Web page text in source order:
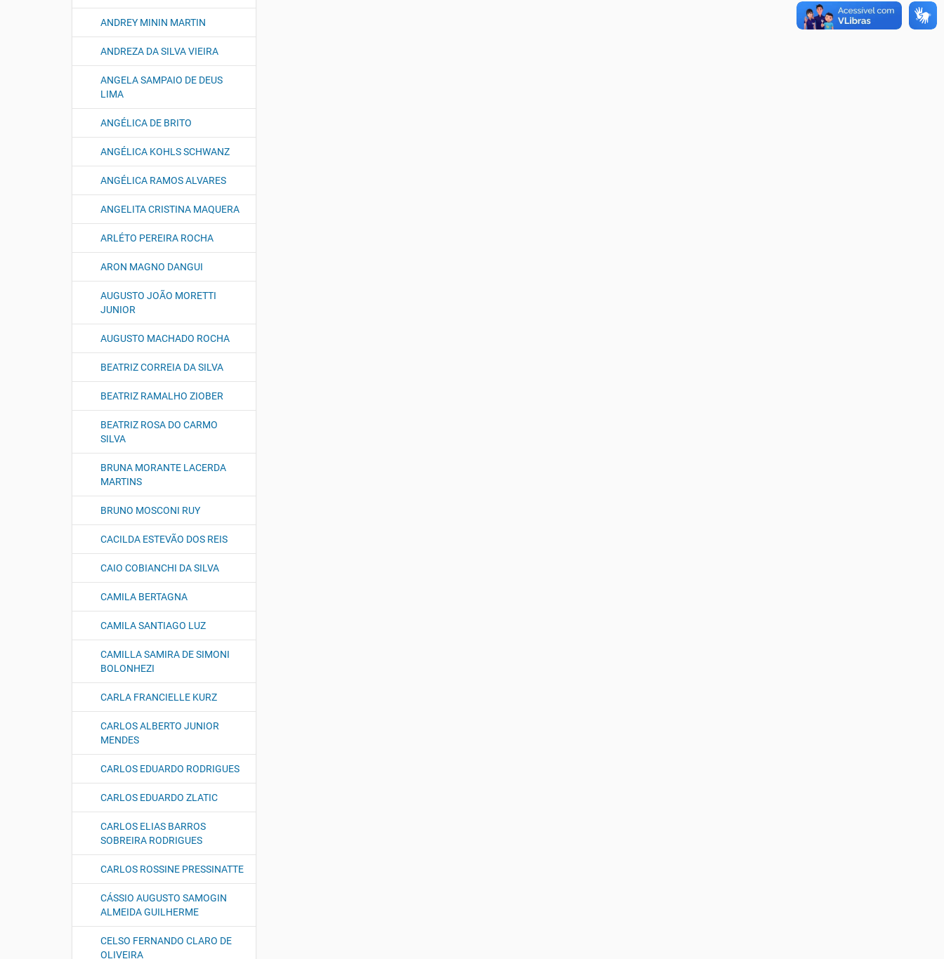
ANDREY MININ MARTIN
ANDREZA DA SILVA VIEIRA
ANGELA SAMPAIO DE DEUS
LIMA
ANGÉLICA DE BRITO
ANGÉLICA KOHLS SCHWANZ
ANGÉLICA RAMOS ALVARES
ANGELITA CRISTINA MAQUERA
ARLÉTO PEREIRA ROCHA
ARON MAGNO DANGUI
AUGUSTO JOÃO MORETTI
JUNIOR
AUGUSTO MACHADO ROCHA
BEATRIZ CORREIA DA SILVA
BEATRIZ RAMALHO ZIOBER
BEATRIZ ROSA DO CARMO
SILVA
BRUNA MORANTE LACERDA
MARTINS
BRUNO MOSCONI RUY
CACILDA ESTEVÃO DOS REIS
CAIO COBIANCHI DA SILVA
CAMILA BERTAGNA
CAMILA SANTIAGO LUZ
CAMILLA SAMIRA DE SIMONI
BOLONHEZI
CARLA FRANCIELLE KURZ
CARLOS ALBERTO JUNIOR
MENDES
CARLOS EDUARDO RODRIGUES
CARLOS EDUARDO ZLATIC
CARLOS ELIAS BARROS
SOBREIRA RODRIGUES
CARLOS ROSSINE PRESSINATTE
CÁSSIO AUGUSTO SAMOGIN
ALMEIDA GUILHERME
CELSO FERNANDO CLARO DE
OLIVEIRA